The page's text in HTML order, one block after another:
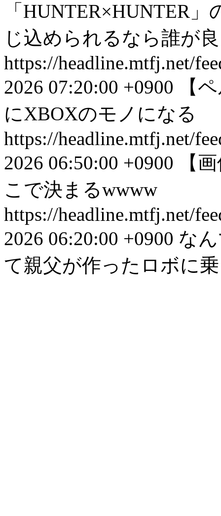
「HUNTER×HUNTER
じ込められるなら誰が
https://headline.mtfj.net/
2026 07:20:00 +0900
【
にXBOXのモノになる
https://headline.mtfj.net/
2026 06:50:00 +0900
【
こで決まるwwww
https://headline.mtfj.net/
2026 06:20:00 +0900 な
て親父が作ったロボに